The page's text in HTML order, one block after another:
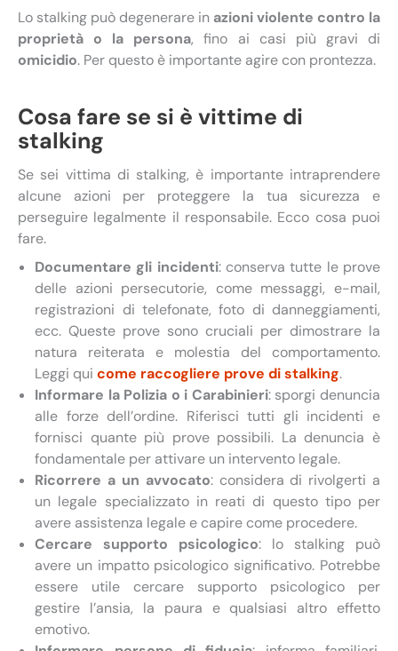
Lo stalking può degenerare in azioni violente contro la
proprietà o la persona, fino ai casi più gravi di
omicidio. Per questo è importante agire con prontezza.
Cosa fare se si è vittime di
stalking
Se sei vittima di stalking, è importante intraprendere
alcune azioni per proteggere la tua sicurezza e
perseguire legalmente il responsabile. Ecco cosa puoi
fare.
Documentare gli incidenti: conserva tutte le prove
delle azioni persecutorie, come messaggi, e-mail,
registrazioni di telefonate, foto di danneggiamenti,
ecc. Queste prove sono cruciali per dimostrare la
natura reiterata e molestia del comportamento.
Leggi quicome raccogliere prove di stalking.
Informare la Polizia o i Carabinieri: sporgi denuncia
alle forze dell’ordine. Riferisci tutti gli incidenti e
fornisci quante più prove possibili. La denuncia è
fondamentale per attivare un intervento legale.
Ricorrere a un avvocato: considera di rivolgerti a
un legale specializzato in reati di questo tipo per
avere assistenza legale e capire come procedere.
Cercare supporto psicologico: lo stalking può
avere un impatto psicologico significativo. Potrebbe
essere utile cercare supporto psicologico per
gestire l’ansia, la paura e qualsiasi altro effetto
emotivo.